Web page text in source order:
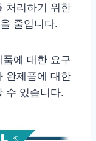
처리하기 위한
줄입니다.
에 대한 요구
완제품에 대한
수 있습니다.